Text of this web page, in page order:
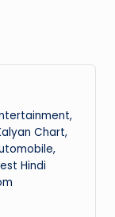
Chart,
Hindi